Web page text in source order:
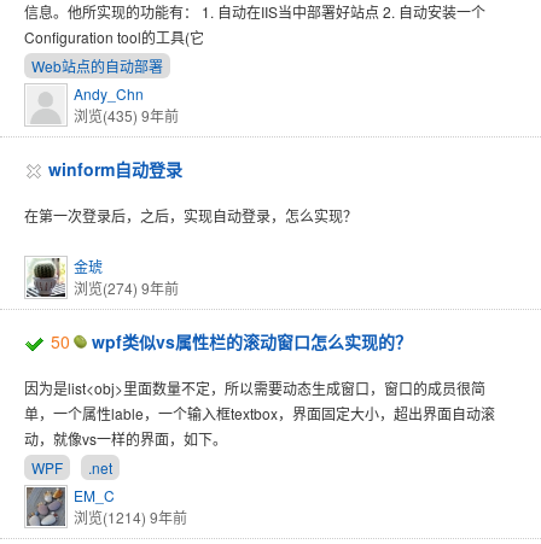
信息。他所实现的功能有： 1. 自动在IIS当中部署好站点 2. 自动安装一个
Configuration tool的工具(它
Web站点的自动部署
Andy_Chn
浏览(435) 9年前
winform自动登录
在第一次登录后，之后，实现自动登录，怎么实现？
金琥
浏览(274) 9年前
50 wpf类似vs属性栏的滚动窗口怎么实现的？
因为是list<obj>里面数量不定，所以需要动态生成窗口，窗口的成员很简
单，一个属性lable，一个输入框textbox，界面固定大小，超出界面自动滚
动，就像vs一样的界面，如下。
WPF
.net
EM_C
浏览(1214) 9年前